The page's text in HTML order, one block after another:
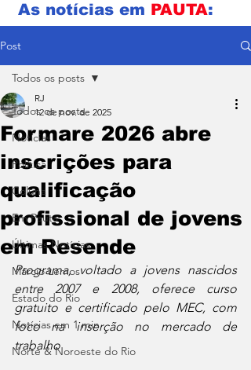
As notícias em PAUTA:
Post
Todos os posts
Notícias
Política
Coluna
Em Pauta
Últimas Notícias
Márcio Lemos
Estado do Rio
Notícias em 1 min
Norte & Noroeste do Rio
Todos os posts
Formare 2026 abre
inscrições para
qualificação
profissional de jovens
em Resende
RJ
12 de nov. de 2025
Programa, voltado a jovens nascidos
entre 2007 e 2008, oferece curso
gratuito e certificado pelo MEC, com
foco na inserção no mercado de
trabalho